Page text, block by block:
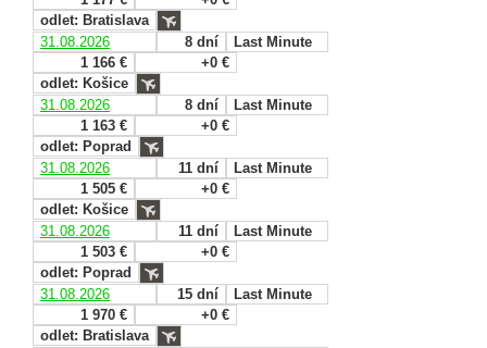
odlet: Bratislava
31.08.2026
8 dní
Last Minute
1 166 €
+0 €
odlet: Košice
31.08.2026
8 dní
Last Minute
1 163 €
+0 €
odlet: Poprad
31.08.2026
11 dní
Last Minute
1 505 €
+0 €
odlet: Košice
31.08.2026
11 dní
Last Minute
1 503 €
+0 €
odlet: Poprad
31.08.2026
15 dní
Last Minute
1 970 €
+0 €
odlet: Bratislava